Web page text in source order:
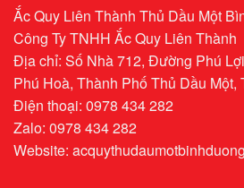
Ắc Quy Liên Thành Thủ Dầu Một
Công Ty TNHH Ắc Quy Liên Thành
Địa chỉ: Số Nhà 712, Đường Phú
Phú Hoà, Thành Phố Thủ Dầu
Điện thoại: 0978 434 282
Zalo: 0978 434 282
Website: